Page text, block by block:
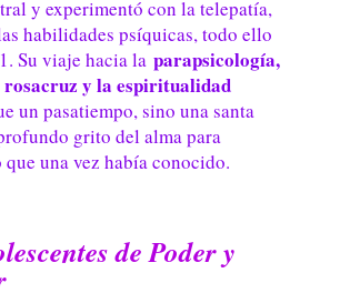
y experimentó con la telepatía,
habilidades psíquicas, todo ello
Su viaje hacia la parapsicología,
y la espiritualidad
un pasatiempo, sino una santa
grito del alma para
una vez había conocido.
de Poder y